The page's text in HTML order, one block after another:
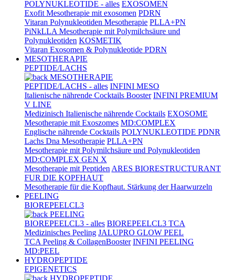
POLYNUKLEOTIDE - alles EXOSOMEN
Exofit Mesotherapie mit exosomen PDRN
Vitaran Polynukleotiden Mesotherapie PLLA+PN
PiNkLLA Mesotherapie mit Polymilchsäure und
Polynukleotiden KOSMETIK
Vitaran Exosomen & Polynukleotide PDRN
MESOTHERAPIE
PEPTIDE/LACHS
MESOTHERAPIE
PEPTIDE/LACHS - alles INFINI MESO
Italienische nährende Cocktails Booster INFINI PREMIUM
V LINE
Medizinisch Italienische nährende Cocktails EXOSOME
Mesotherapie mit Exoszomes MD:COMPLEX
Englische nährende Cocktails POLYNUKLEOTIDE PDNR
Lachs Dna Mesotherapie PLLA+PN
Mesotherapie mit Polymilchsäure und Polynukleotiden
MD:COMPLEX GEN X
Mesotherapie mit Peptiden ARES BIORESTRUCTURANT
FUR DIE KOPFHAUT
Mesotherapie für die Kopfhaut. Stärkung der Haarwurzeln
PEELING
BIOREPEELCL3
PEELING
BIOREPEELCL3 - alles BIOREPEELCL3 TCA
Medizinisches Peeling JALUPRO GLOW PEEL
TCA Peeling & CollagenBooster INFINI PEELING
MD:PEEL
HYDROPEPTIDE
EPIGENETICS
HYDROPEPTIDE